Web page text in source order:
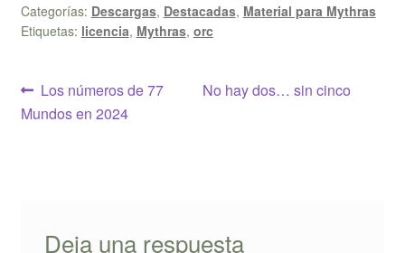
Categorías: Descargas, Destacadas, Material para Mythras
Etiquetas: licencia, Mythras, orc
Navegación
de
Anterior:
Los números de 77
Mundos en 2024
Siguiente:
No hay dos… sin cinco
Deja una respuesta